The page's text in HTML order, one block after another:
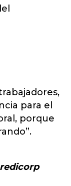
para el
porque